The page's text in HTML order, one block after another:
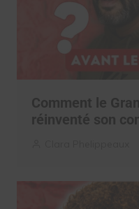
Comment le
réinventé son